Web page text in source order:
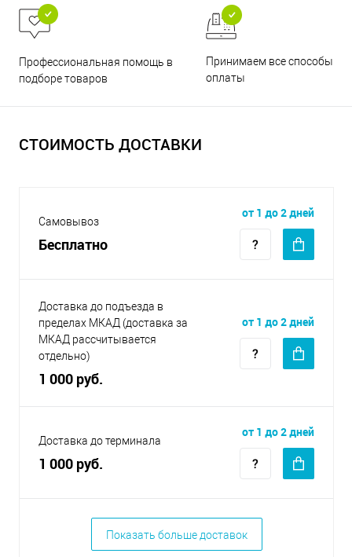
Профессиональная помощь в
подборе товаров
Принимаем все способы
оплаты
СТОИМОСТЬ ДОСТАВКИ
Самовывоз
Бесплатно
от 1 до 2 дней
Доставка до подъезда в
пределах МКАД (доставка за
МКАД рассчитывается
отдельно)
1 000 руб.
от 1 до 2 дней
Доставка до терминала
1 000 руб.
от 1 до 2 дней
Показать больше доставок